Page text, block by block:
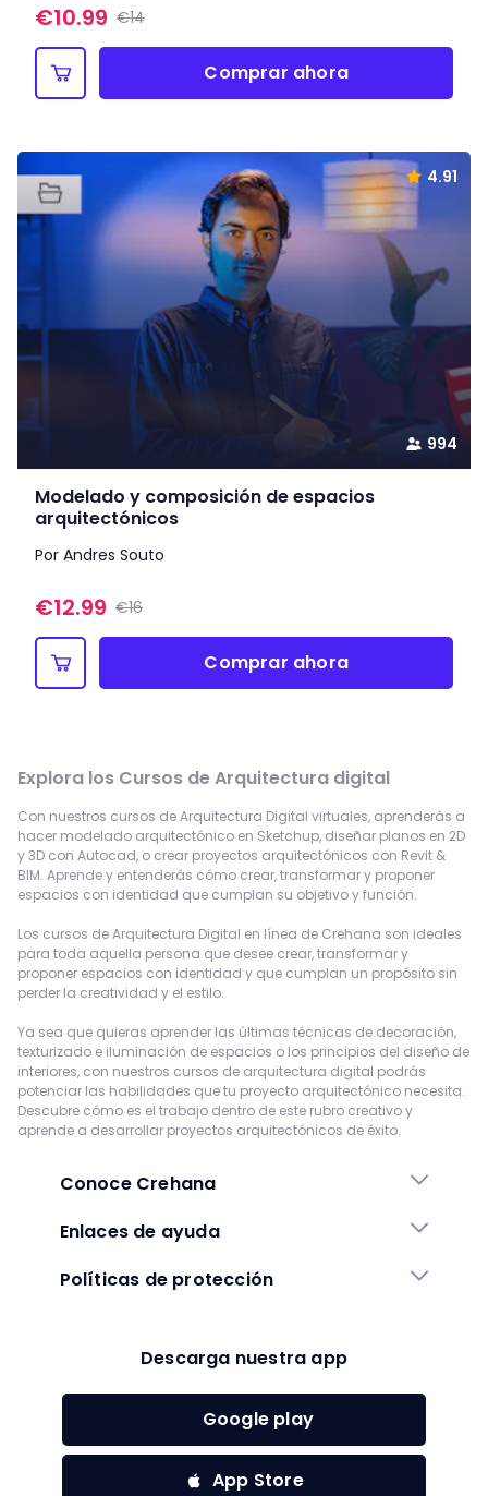
€10.99 €14
Comprar ahora
994
4.91
Modelado y composición de espacios
arquitectónicos
Por Andres Souto
€12.99 €16
Comprar ahora
Explora los Cursos de Arquitectura digital
Con nuestros cursos de Arquitectura Digital virtuales, aprenderás a
hacer modelado arquitectónico en Sketchup, diseñar planos en 2D
y 3D con Autocad, o crear proyectos arquitectónicos con Revit &
BIM. Aprende y entenderás cómo crear, transformar y proponer
espacios con identidad que cumplan su objetivo y función.
Los cursos de Arquitectura Digital en línea de Crehana son ideales
para toda aquella persona que desee crear, transformar y
proponer espacios con identidad y que cumplan un propósito sin
perder la creatividad y el estilo.
Ya sea que quieras aprender las últimas técnicas de decoración,
texturizado e iluminación de espacios o los principios del diseño de
interiores, con nuestros cursos de arquitectura digital podrás
potenciar las habilidades que tu proyecto arquitectónico necesita.
Descubre cómo es el trabajo dentro de este rubro creativo y
aprende a desarrollar proyectos arquitectónicos de éxito.
Conoce Crehana
Enlaces de ayuda
Políticas de protección
Descarga nuestra app
Google play
App Store